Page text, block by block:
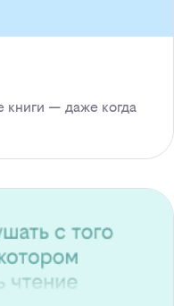
книги — даже когда